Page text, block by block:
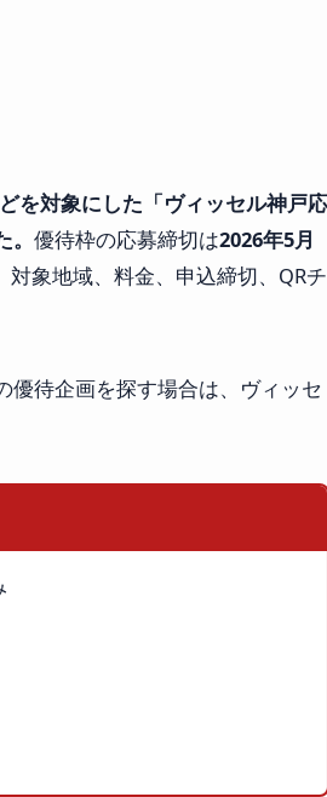
を対象にした「ヴィッセル神戸応
優待枠の応募締切は2026年5月
象地域、料金、申込締切、QRチ
優待企画を探す場合は、ヴィッセ